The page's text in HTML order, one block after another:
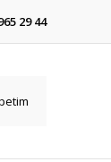
29 44